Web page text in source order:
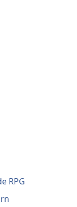
RPG